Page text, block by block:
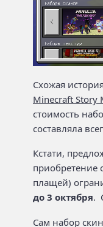
Схожая
Minecraft Story
стоимость
составляла
Кстати,
приобретение
плащей)
до 3 октября.
Сам набор